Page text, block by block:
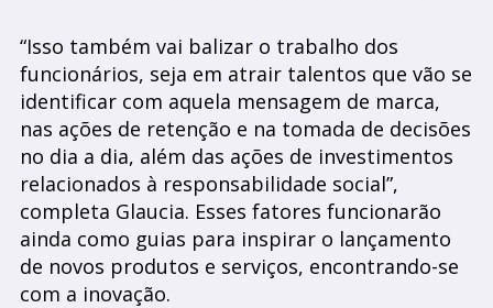
“Isso também vai balizar o trabalho dos
funcionários, seja em atrair talentos que vão se
identificar com aquela mensagem de marca,
nas ações de retenção e na tomada de decisões
no dia a dia, além das ações de investimentos
relacionados à responsabilidade social”,
completa Glaucia. Esses fatores funcionarão
ainda como guias para inspirar o lançamento
de novos produtos e serviços, encontrando-se
com a inovação.